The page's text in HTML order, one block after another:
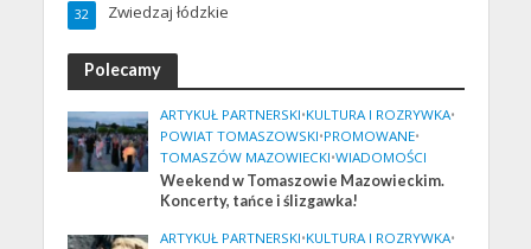
Zwiedzaj łódzkie
32
Polecamy
ARTYKUŁ PARTNERSKI•KULTURA I ROZRYWKA•
POWIAT TOMASZOWSKI•PROMOWANE•
TOMASZÓW MAZOWIECKI•WIADOMOŚCI
Weekend w Tomaszowie Mazowieckim.
Koncerty, tańce i ślizgawka!
ARTYKUŁ PARTNERSKI•KULTURA I ROZRYWKA•